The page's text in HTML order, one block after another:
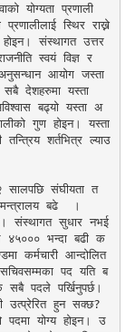
योग्यता प्रणाली
स्थिर राख्ने
होइन। संस्थागत उत्तर
स्वयं विज्ञ र
आयोग जस्ता
देशहरुमा यस्ता
बढ्यो यस्ता अ
गुण होइन। यस्ता
शर्तभित्र ल्याउ
बढे  ।
संस्थागत सुधार नभई
४५००० भन्दा बढी क
कर्मचारी आन्दोलित
पद यति ब
पदले पर्खिनुपर्छ।
उत्प्रेरित हुन सक्छ?
योग्य होइन। उ